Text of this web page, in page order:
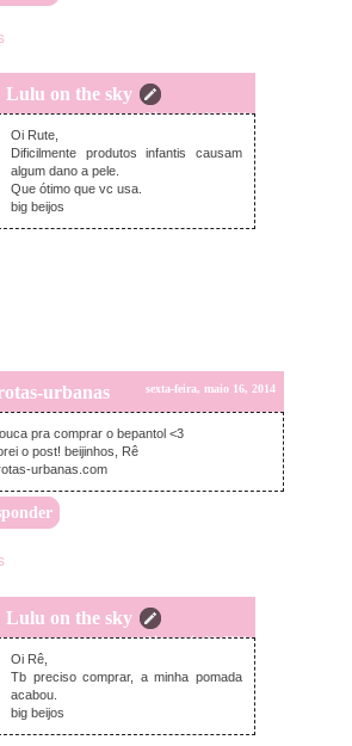
Lulu on the sky
sexta-feira, maio 16, 2014
Oi Rute,
Dificilmente produtos infantis causam
algum dano a pele.
Que ótimo que vc usa.
big beijos
urbanas sexta-feira, maio 16, 2014
pra comprar o bepantol <3
o post! beijinhos, Rê
urbanas.com
Lulu on the sky
sexta-feira, maio 16, 2014
Oi Rê,
Tb preciso comprar, a minha pomada
acabou.
big beijos